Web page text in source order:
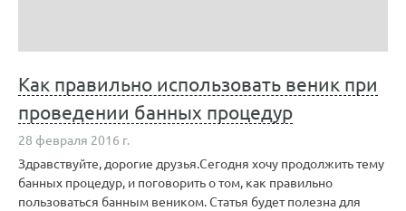
Как правильно использовать веник при
проведении банных процедур
28 февраля 2016 г.
Здравствуйте, дорогие друзья.Сегодня хочу продолжить тему
банных процедур, и поговорить о том, как правильно
пользоваться банным веником. Статья будет полезна для